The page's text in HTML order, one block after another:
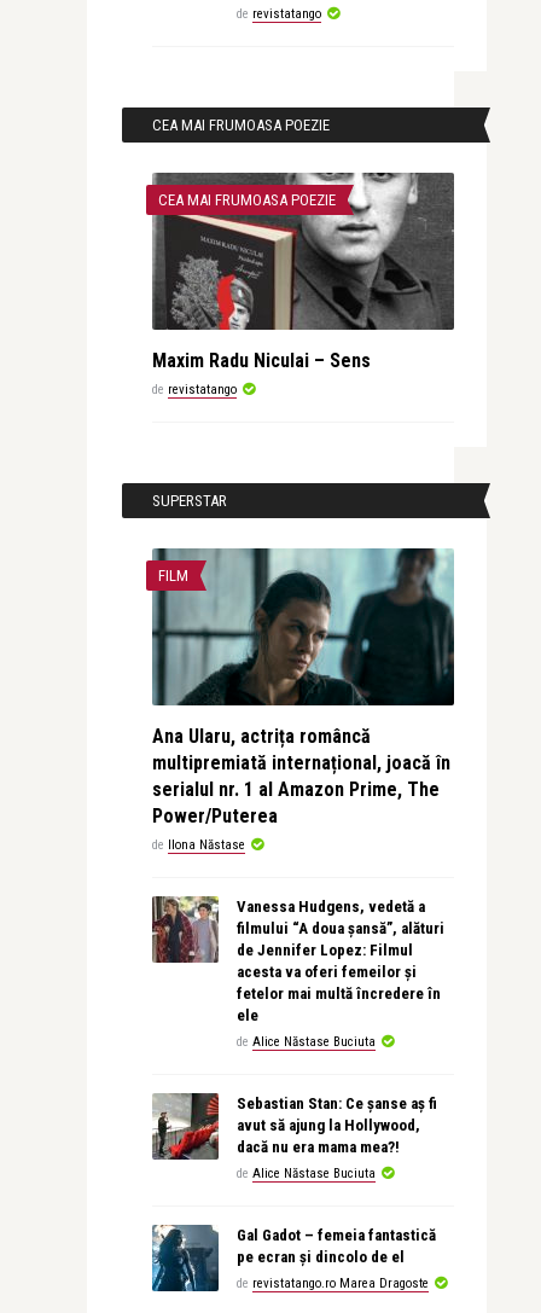
de revistatango
CEA MAI FRUMOASA POEZIE
CEA MAI FRUMOASA POEZIE
Maxim Radu Niculai – Sens
de revistatango
SUPERSTAR
FILM
Ana Ularu, actrița româncă
multipremiată internațional, joacă în
serialul nr. 1 al Amazon Prime, The
Power/Puterea
de Ilona Năstase
Vanessa Hudgens, vedetă a
filmului “A doua șansă”, alături
de Jennifer Lopez: Filmul
acesta va oferi femeilor și
fetelor mai multă încredere în
ele
de Alice Năstase Buciuta
Sebastian Stan: Ce șanse aș fi
avut să ajung la Hollywood,
dacă nu era mama mea?!
de Alice Năstase Buciuta
Gal Gadot – femeia fantastică
pe ecran și dincolo de el
de revistatango.ro Marea Dragoste